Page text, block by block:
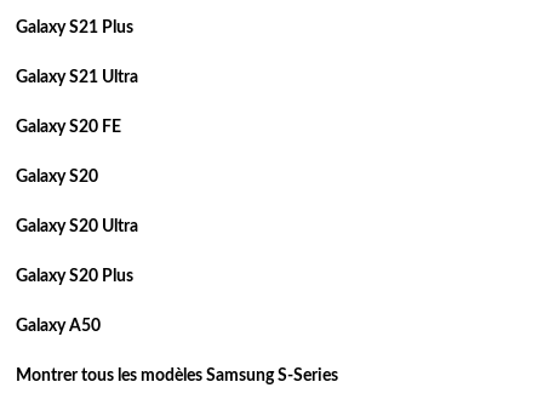
Galaxy S21 Plus
Galaxy S21 Ultra
Galaxy S20 FE
Galaxy S20
Galaxy S20 Ultra
Galaxy S20 Plus
Galaxy A50
Montrer tous les modèles Samsung S-Series